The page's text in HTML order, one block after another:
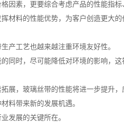
因素，更要综合考虑产品的性能指标
材料的性能优势，为客户创造更大的
产工艺也越来越注重环境友好性。
同时，尽可能降低对环境的影响，这
展，玻璃丝带的性能将进一步提升，
料带来新的发展机遇。
发展的关键所在。